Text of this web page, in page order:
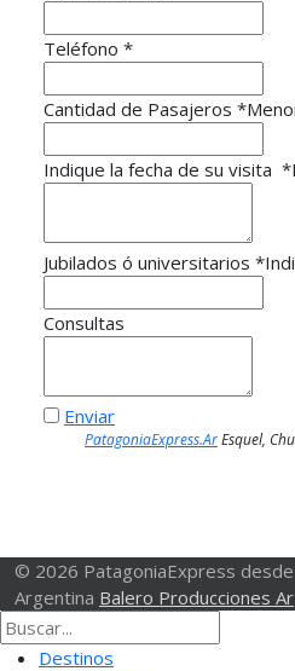
Teléfono *
Cantidad de Pasajeros *
Indique la fecha de su visita *
Jubilados ó universitarios *
Consultas
Enviar
PatagoniaExpress.ArEsquel,
© 2026 PatagoniaExpress
Argentina Balero Producciones Ar
Destinos